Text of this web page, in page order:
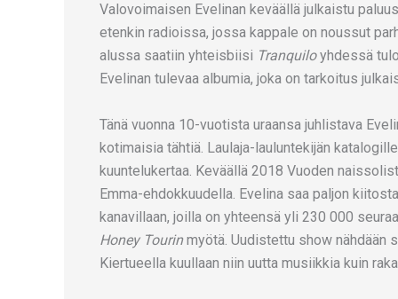
Valovoimaisen Evelinan keväällä julkaistu
etenkin radioissa, jossa kappale on noussut
alussa saatiin yhteisbiisi Tranquiloyhdessä
Evelinan tulevaa albumia, joka on tarkoitus
Tänä vuonna 10-vuotista uraansa juhlistava
kotimaisia tähtiä. Laulaja-lauluntekijän
kuuntelukertaa. Keväällä 2018 Vuoden
Emma-ehdokkuudella. Evelina saa paljon
kanavillaan, joilla on yhteensä yli 230 000
Honey Tourinmyötä. Uudistettu show nähdään
Kiertueella kuullaan niin uutta musiikkia kuin